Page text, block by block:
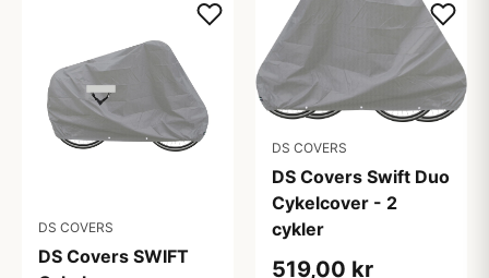
DS COVERS
DS Covers SWIFT
DS COVERS
DS Covers Swift Duo
Cykelcover - 2
cykler
519,00 kr